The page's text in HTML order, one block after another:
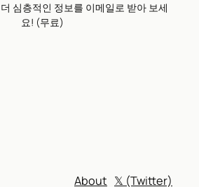
심층적인 정보를 이메일로 받아 보세
요! (무료)
About 𝕏 (Twitter)